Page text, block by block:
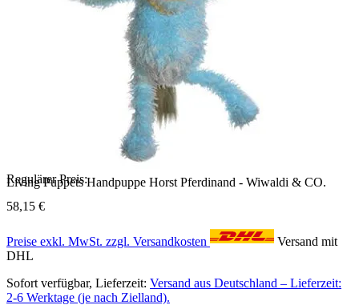
Living Puppets Handpuppe Horst Pferdinand - Wiwaldi & CO.
Regulärer Preis:
58,15 €
Preise exkl. MwSt. zzgl. Versandkosten
Versand mit
DHL
Sofort verfügbar, Lieferzeit: Versand aus Deutschland – Lieferzeit:
2-6 Werktage (je nach Zielland).